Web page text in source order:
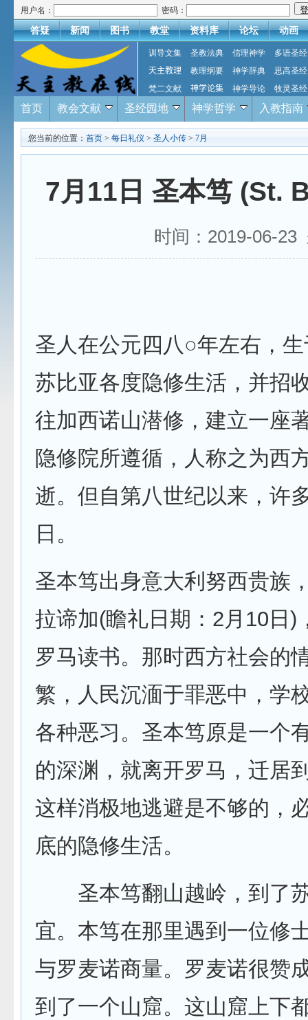
用户名： 密码：
答疑 新闻 图书 教堂 资料库 论坛 动画
训导文集 圣教法典 信理神学
多语圣经
天主教理
教理纲要 神学辞典
思高圣经
梵二文献
神学论集 神学导论 牧灵圣经
首页 教会文献 圣经园地 神学哲学 入教指南
您当前的位置： 首页 > 每日礼仪 > 圣人小传 > 7月
7月11日 圣本笃 (St.
时间：2019-06-
圣人在公元四八○年左右，
苏比亚各度隐修生活，并招
往加西诺山潜修，建立一座
隐修院所遵循，人称之为西
逝。但自第八世纪以来，许
日。
圣本笃出身意大利努西贵族
拉谛加(瞻礼日期：2月10日
罗马读书。那时西方社会的
繁，人民沉湎于罪恶中，学
各种恶习。圣本笃原是一个
的深渊，就离开罗马，迁居
这样消极地逃避是不够的，
底的隐修生活。
圣本笃翻山越岭，到了苏
宜。本笃在那里遇到一位修
与罗麦诺商量。罗麦诺很赞
到了一个山窟。这山窟上下